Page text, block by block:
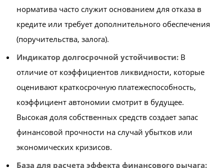
норматива часто служит основанием для отказа в
кредите или требует дополнительного обеспечения
(поручительства, залога).
Индикатор долгосрочной устойчивости: В
отличие от коэффициентов ликвидности, которые
оценивают краткосрочную платежеспособность,
коэффициент автономии смотрит в будущее.
Высокая доля собственных средств создает запас
финансовой прочности на случай убытков или
экономических кризисов.
База для расчета эффекта финансового рычага: